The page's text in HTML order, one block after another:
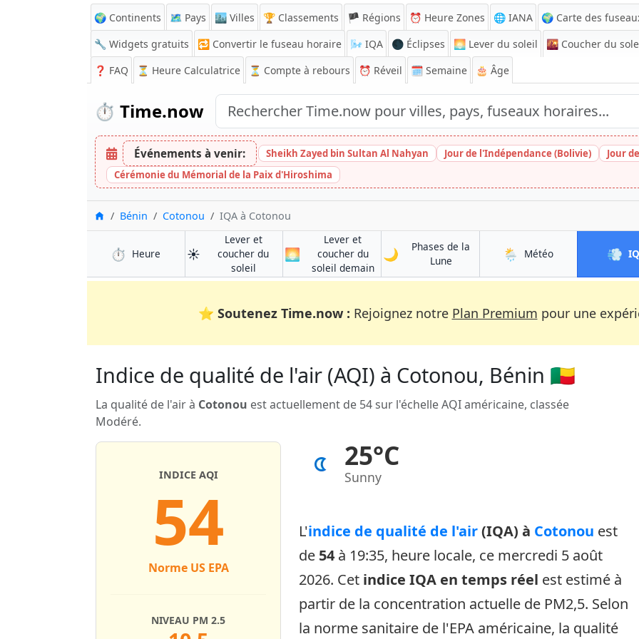
🌍 Continents 🗺️ Pays 🏙️ Villes 🏆 Classements 🏴 Régions ⏰ Heure Zones 🌐 IANA
🌍 Carte des
🔧 Widgets gratuits
🔁 Convertir le fuseau horaire 🌬️ IQA 🌑 Éclipses 🌅 Lever du soleil 🌇 Coucher du
❓ FAQ ⏳ Heure Calculatrice ⏳ Compte à rebours ⏰ Réveil 🗓️ Semaine 🎂 Âge
⏱️ Time.now
Événements à venir: Sheikh Zayed bin Sultan Al Nahyan Jour de l'Indépendance (Bolivie)
Jour
Cérémonie du Mémorial de la Paix d'Hiroshima
Accueil
Bénin Cotonou IQA à Cotonou
⏱️ Heure à Cotonou
☀️
Lever et
coucher du
soleilà Cotonou
🌅
Lever et
coucher du
soleil demainà Cotonou
🌙
Phases de la
Luneà Cotonou 🌦️ Météoà Cotonou 💨
⭐ Soutenez Time.now : Rejoignez notre Plan Premium pour une
Indice de qualité de l'air (AQI) à Cotonou, Bénin 🇧🇯
La qualité de l'air à Cotonou est actuellement de 54 sur l'échelle AQI américaine, classée
Modéré.
25°C
Sunny
INDICE AQI
54
Norme US EPA
NIVEAU PM 2.5
L'indice de qualité de l'air(IQA) à Cotonou est
de 54 à 19:35, heure locale, ce mercredi 5 août
2026. Cet indice IQA en temps réel est estimé à
partir de la concentration actuelle de PM2,5. Selon
la norme sanitaire de l'EPA américaine, la qualité